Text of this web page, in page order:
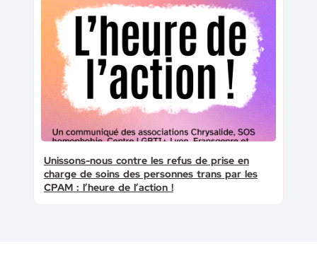
Unissons-nous contre les refus de prise en
charge de soins des personnes trans par les
CPAM : l’heure de l’action !